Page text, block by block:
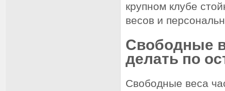
крупном клубе
весов и
Свободные
делать по
Свободные веса